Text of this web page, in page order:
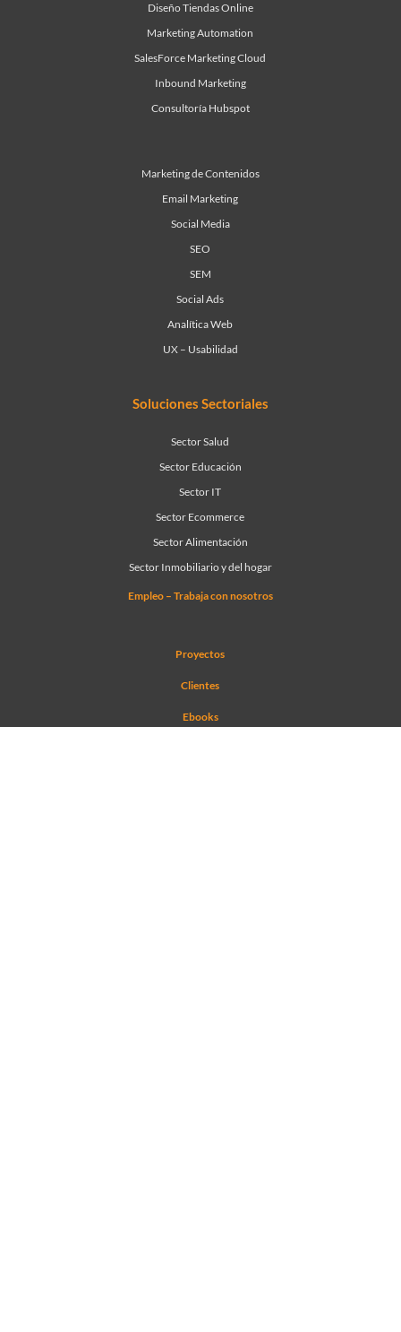
Diseño Tiendas Online
Marketing Automation
SalesForce Marketing Cloud
Inbound Marketing
Consultoría Hubspot
Marketing de Contenidos
Email Marketing
Social Media
SEO
SEM
Social Ads
Analítica Web
UX – Usabilidad
Soluciones Sectoriales
Sector Salud
Sector Educación
Sector IT
Sector Ecommerce
Sector Alimentación
Sector Inmobiliario y del hogar
Empleo – Trabaja con nosotros
Proyectos
Clientes
Ebooks